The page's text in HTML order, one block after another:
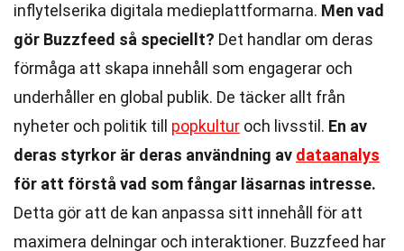
inflytelserika digitala medieplattformarna. Men vad
gör Buzzfeed så speciellt? Det handlar om deras
förmåga att skapa innehåll som engagerar och
underhåller en global publik. De täcker allt från
nyheter och politik till popkultur och livsstil. En av
deras styrkor är deras användning av dataanalys
för att förstå vad som fångar läsarnas intresse.
Detta gör att de kan anpassa sitt innehåll för att
maximera delningar och interaktioner. Buzzfeed har